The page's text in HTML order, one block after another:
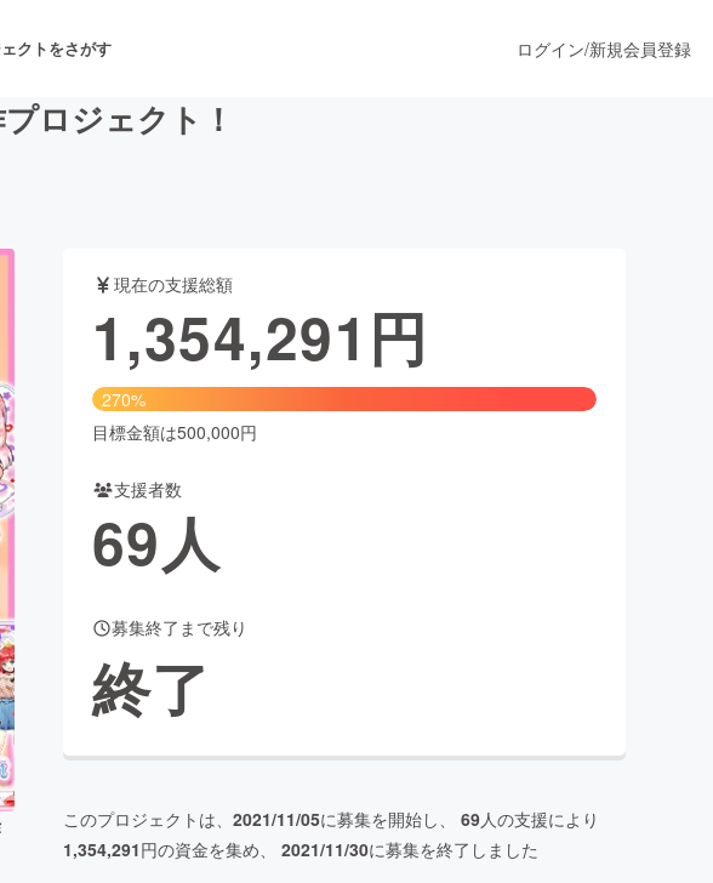
クトをさがす
・パフォーマンス
ド・飲食店 ファッション
メ・漫画
ーティー・ヘルスケア
Creation
ュニティ
ログイン/新規会員登録
ロジェクト！
現在の支援総額
1,354,291 円
270%
目標金額は500,000円
支援者数
69人
募集終了まで残り
終了
このプロジェクトは、 2021/11/05に募集を開始し、 69人の支援により
1,354,291円の資金を集め、 2021/11/30に募集を終了しました